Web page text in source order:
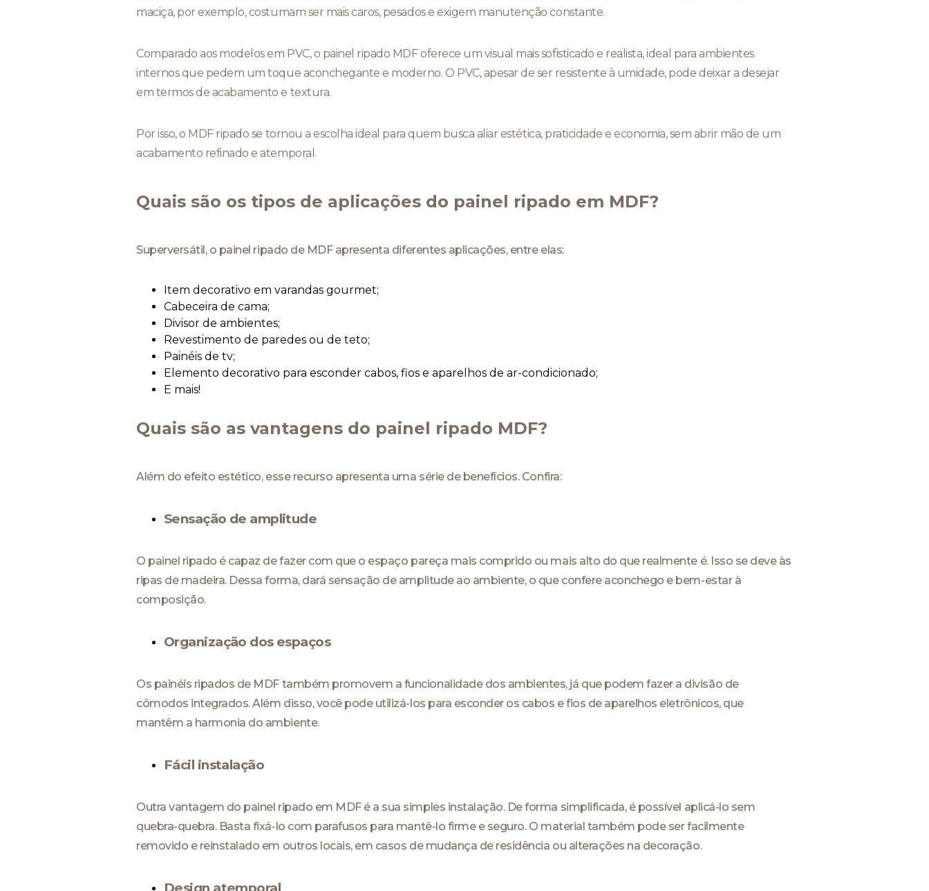
maciça, por exemplo, costumam ser mais caros, pesados e exigem manutenção constante.
Comparado aos modelos em PVC, o painel ripado MDF oferece um visual mais sofisticado e realista, ideal para ambientes
internos que pedem um toque aconchegante e moderno. O PVC, apesar de ser resistente à umidade, pode deixar a desejar
em termos de acabamento e textura.
Por isso, o MDF ripado se tornou a escolha ideal para quem busca aliar estética, praticidade e economia, sem abrir mão de um
acabamento refinado e atemporal.
Quais são os tipos de aplicações do painel ripado em MDF?
Superversátil, o painel ripado de MDF apresenta diferentes aplicações, entre elas:
Item decorativo em varandas gourmet;
Cabeceira de cama;
Divisor de ambientes;
Revestimento de paredes ou de teto;
Painéis de tv;
Elemento decorativo para esconder cabos, fios e aparelhos de ar-condicionado;
E mais!
Quais são as vantagens do painel ripado MDF?
Além do efeito estético, esse recurso apresenta uma série de benefícios. Confira:
Sensação de amplitude
O painel ripado é capaz de fazer com que o espaço pareça mais comprido ou mais alto do que realmente é. Isso se deve às
ripas de madeira. Dessa forma, dará sensação de amplitude ao ambiente, o que confere aconchego e bem-estar à
composição.
Organização dos espaços
Os painéis ripados de MDF também promovem a funcionalidade dos ambientes, já que podem fazer a divisão de
cômodos integrados. Além disso, você pode utilizá-los para esconder os cabos e fios de aparelhos eletrônicos, que
mantêm a harmonia do ambiente.
Fácil instalação
Outra vantagem do painel ripado em MDF é a sua simples instalação. De forma simplificada, é possível aplicá-lo sem
quebra-quebra. Basta fixá-lo com parafusos para mantê-lo firme e seguro. O material também pode ser facilmente
removido e reinstalado em outros locais, em casos de mudança de residência ou alterações na decoração.
Design atemporal